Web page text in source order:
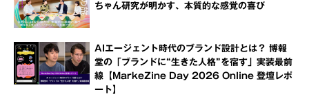
ちゃん研究が明かす、本質的な感覚の喜び
AIエージェント時代のブランド設計とは？ 博報
堂の「ブランドに“生きた人格”を宿す」実装最前
線【MarkeZine Day 2026 Online 登壇レポ
ート】